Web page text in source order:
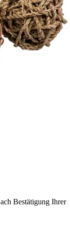
Bestätigung Ihrer